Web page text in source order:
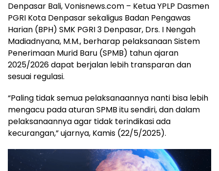
Denpasar Bali, Vonisnews.com – Ketua YPLP Dasmen
PGRI Kota Denpasar sekaligus Badan Pengawas
Harian (BPH) SMK PGRI 3 Denpasar, Drs. I Nengah
Madiadnyana, M.M., berharap pelaksanaan Sistem
Penerimaan Murid Baru (SPMB) tahun ajaran
2025/2026 dapat berjalan lebih transparan dan
sesuai regulasi.
“Paling tidak semua pelaksanaannya nanti bisa lebih
mengacu pada aturan SPMB itu sendiri, dan dalam
pelaksanaannya agar tidak terindikasi ada
kecurangan,” ujarnya, Kamis (22/5/2025).